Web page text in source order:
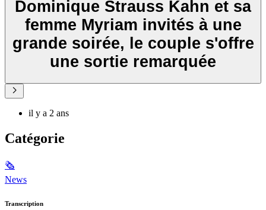
Dominique Strauss Kahn et sa
femme Myriam invités à une
grande soirée, le couple s'offre
une sortie remarquée
il y a 2 ans
Catégorie
🗞
News
Transcription